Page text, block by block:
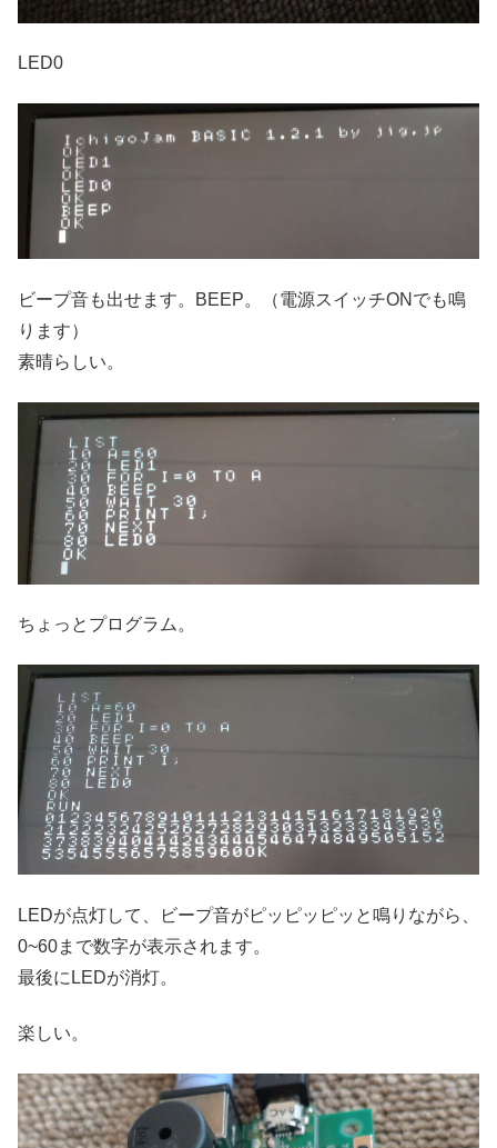
LED0
ビープ音も出せます。BEEP。（電源スイッチONでも鳴
ります）
素晴らしい。
ちょっとプログラム。
LEDが点灯して、ビープ音がピッピッピッと鳴りながら、
0~60まで数字が表示されます。
最後にLEDが消灯。
楽しい。